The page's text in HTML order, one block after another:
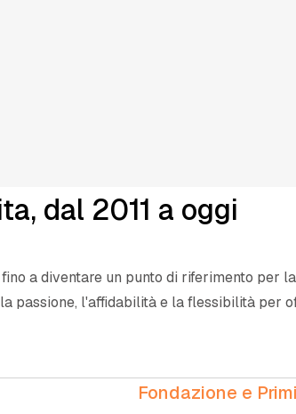
dal 2011 a oggi
a diventare un punto di riferimento per
passione, l'affidabilità e la flessibilità per
Fondazione e